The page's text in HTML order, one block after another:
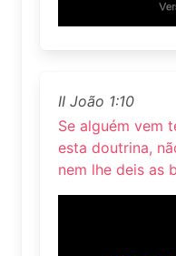
II João 1:10
Se alguém vem
esta doutrina,
nem lhe deis as